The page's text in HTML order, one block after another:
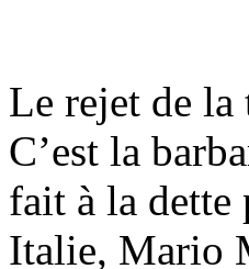
Le rejet de la
C’est la
fait à la dette
Italie, Mario